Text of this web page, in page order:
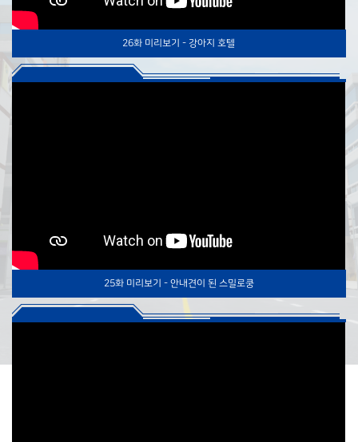
26화 미리보기 - 강아지 호텔
25화 미리보기 - 안내견이 된 스밀로쿵